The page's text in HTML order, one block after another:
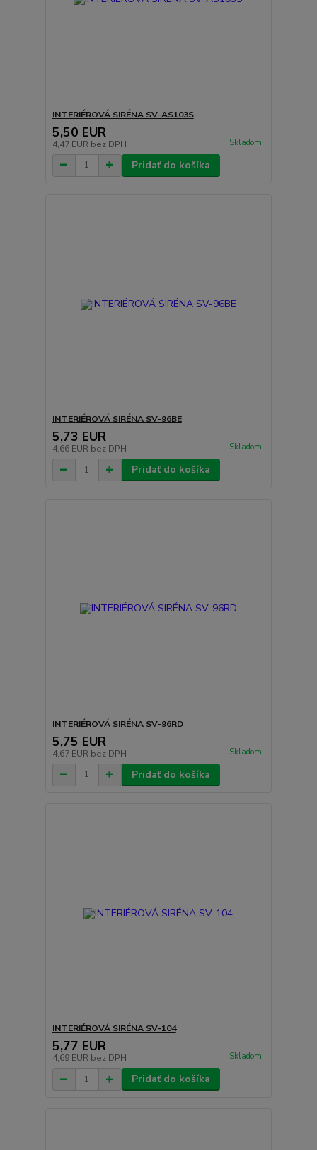
INTERIÉROVÁ SIRÉNA SV-AS103S
5,50 EUR
4,47 EUR bez DPH Skladom
Pridať do košíka
INTERIÉROVÁ SIRÉNA SV-96BE
5,73 EUR
4,66 EUR bez DPH Skladom
Pridať do košíka
INTERIÉROVÁ SIRÉNA SV-96RD
5,75 EUR
4,67 EUR bez DPH Skladom
Pridať do košíka
INTERIÉROVÁ SIRÉNA SV-104
5,77 EUR
4,69 EUR bez DPH Skladom
Pridať do košíka